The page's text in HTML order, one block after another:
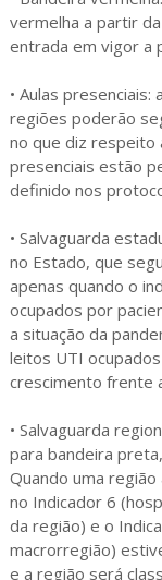
vermelha a partir
entrada em vigor a
• Aulas
regiões poderão
no que diz respeito
presenciais estão
definido nos
• Salvaguarda
no Estado, que
apenas quando o
ocupados por
a situação da
leitos UTI
crescimento frente
• Salvaguarda
para bandeira
Quando uma
no Indicador 6
da região) e o
macrorregião)
e a região será